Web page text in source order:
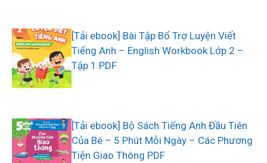
[Tải ebook] Bài Tập Bổ Trợ Luyện Viết
Tiếng Anh – English Workbook Lớp 2 –
Tập 1 PDF
[Tải ebook] Bộ Sách Tiếng Anh Đầu Tiên
Của Bé – 5 Phút Mỗi Ngày – Các Phương
Tiện Giao Thông PDF